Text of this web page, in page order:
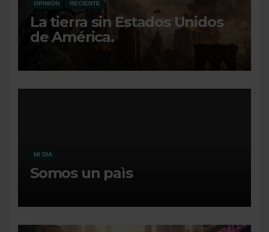
OPINIÓN RECIENTE
La tierra sin Estados Unidos
de América.
MI DIA
Somos un paìs